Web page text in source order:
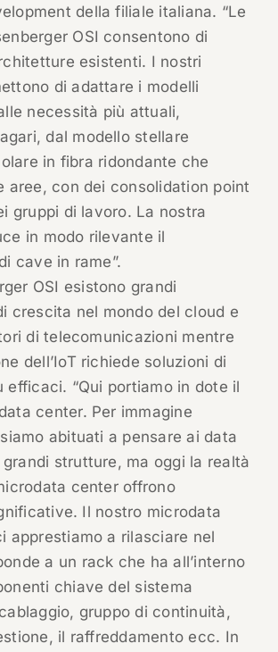
della filiale italiana. “Le
OSI consentono di
esistenti. I nostri
di adattare i modelli
necessità più attuali,
dal modello stellare
in fibra ridondante che
aree, con dei consolidation point
gruppi di lavoro. La nostra
in modo rilevante il
cave in rame”.
OSI esistono grandi
crescita nel mondo del cloud e
di telecomunicazioni mentre
dell’IoT richiede soluzioni di
efficaci. “Qui portiamo in dote il
center. Per immagine
abituati a pensare ai data
strutture, ma oggi la realtà
center offrono
Il nostro microdata
apprestiamo a rilasciare nel
a un rack che ha all’interno
chiave del sistema
gruppo di continuità,
il raffreddamento ecc. In